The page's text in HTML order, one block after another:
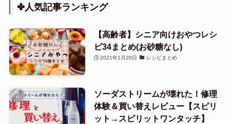
✤人気記事ランキング
【高齢者】シニア向けおやつレシ
ピ34まとめ(お砂糖なし)
2021年1月20日 レシピまとめ
ソーダストリームが壊れた！修理
体験＆買い替えレビュー【スピリ
ット→スピリットワンタッチ】